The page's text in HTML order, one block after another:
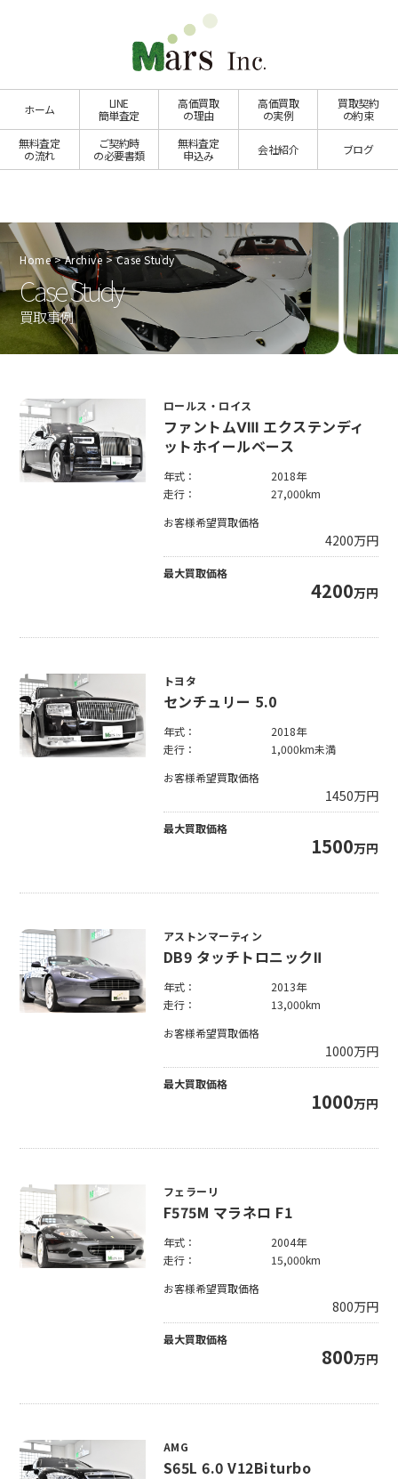
ホーム
LINE
簡単査定
高価買取
の理由
高価買取
の実例
買取契約
の約束
無料査定
の流れ
ご契約時
の必要書類
無料査定
申込み
会社紹介 ブログ
Home Archive Case Study
Case Study
買取事例
ロールス・ロイス
ファントムⅧ エクステンディ
ットホイールベース
年式：
2018年
走行：
27,000km
お客様希望買取価格
4200万円
最大買取価格
4200万円
トヨタ
センチュリー 5.0
年式：
2018年
走行：
1,000km未満
お客様希望買取価格
1450万円
最大買取価格
1500万円
アストンマーティン
DB9 タッチトロニックⅡ
年式：
2013年
走行：
13,000km
お客様希望買取価格
1000万円
最大買取価格
1000万円
フェラーリ
F575M マラネロ F1
年式：
2004年
走行：
15,000km
お客様希望買取価格
800万円
最大買取価格
800万円
AMG
S65L 6.0 V12Biturbo